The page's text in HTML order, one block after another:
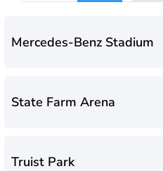
Mercedes-Benz Stadium
State Farm Arena
Truist Park